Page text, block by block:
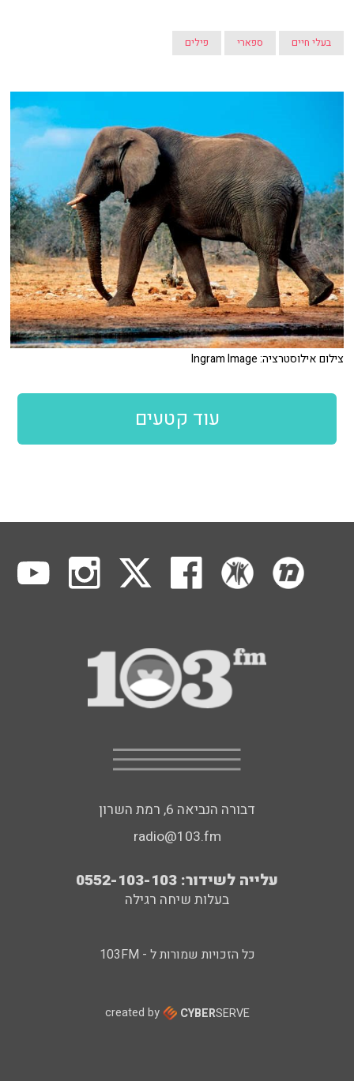
בעלי חיים ספארי פילים
צילום אילוסטרציה: Ingram Image
עוד קטעים
דבורה הנביאה 6, רמת השרון
radio@103.fm
עלייה לשידור: 0552-103-103
בעלות שיחה רגילה
כל הזכויות שמורות ל - 103FM
created by CYBERSERVE